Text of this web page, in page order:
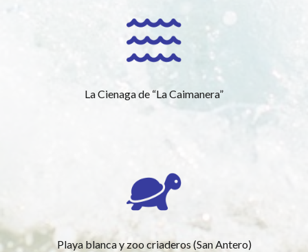
La Cienaga de “La Caimanera”
Playa blanca y zoo criaderos (San Antero)